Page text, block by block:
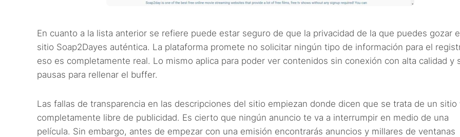
En cuanto a la lista anterior se refiere puede estar seguro de que la privacidad de la que puedes gozar
sitio Soap2Dayes auténtica. La plataforma promete no solicitar ningún tipo de información para el
eso es completamente real. Lo mismo aplica para poder ver contenidos sin conexión con alta calidad y
pausas para rellenar el buffer.
Las fallas de transparencia en las descripciones del sitio empiezan donde dicen que se trata de un sitio
completamente libre de publicidad. Es cierto que ningún anuncio te va a interrumpir en medio de una
película. Sin embargo, antes de empezar con una emisión encontrarás anuncios y millares de ventanas